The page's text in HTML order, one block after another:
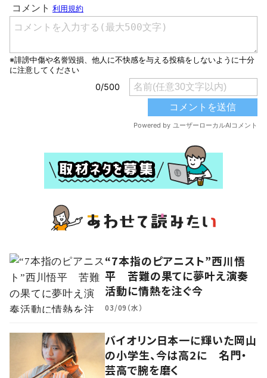
“7本指のピアニスト”西川悟
平 苦難の果てに夢叶え演奏
活動に情熱を注ぐ今
03/09（水）
バイオリン日本一に輝いた岡山
の小学生、今は高2に 名門・
芸高で腕を磨く